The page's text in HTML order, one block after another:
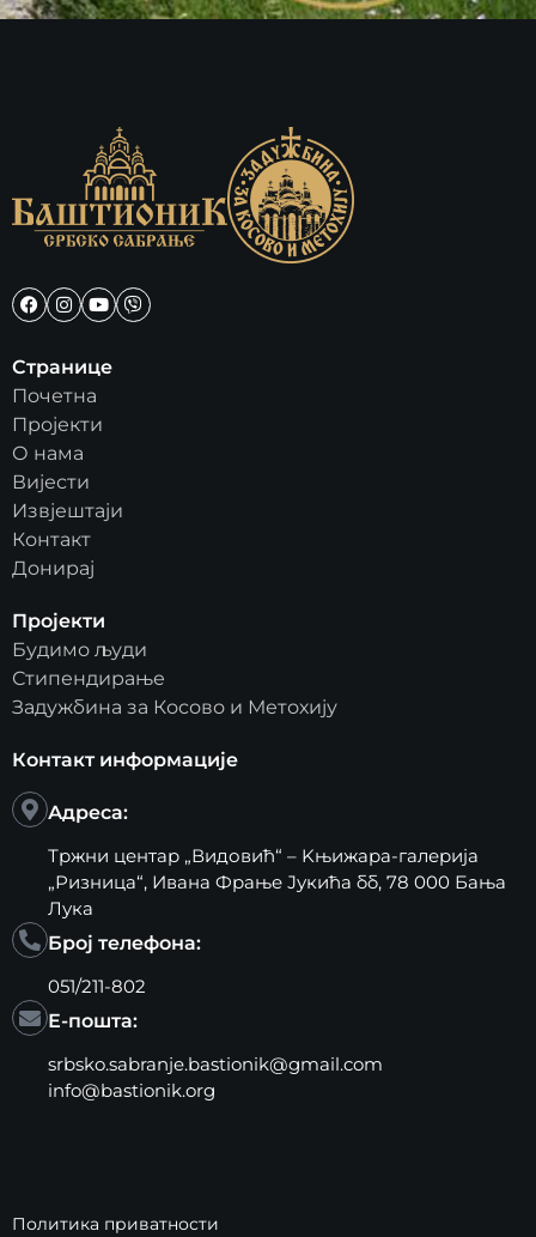
Странице
Почетна
Пројекти
О нама
Вијести
Извјештаји
Контакт
Донирај
Пројекти
Будимо људи
Стипендирање
Задужбина за Косово и Метохију
Контакт информације
Адреса:
Тржни центар „Видовић“ – Kњижара-галерија
„Ризница“, Ивана Фрање Јукића бб, 78 000 Бања
Лука
Број телефона:
051/211-802
Е-пошта:
srbsko.sabranje.bastionik@gmail.com
info@bastionik.org
Политика приватности